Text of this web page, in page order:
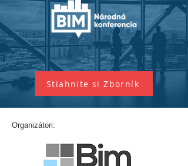
Stiahnite si Zborník
Organizátori: